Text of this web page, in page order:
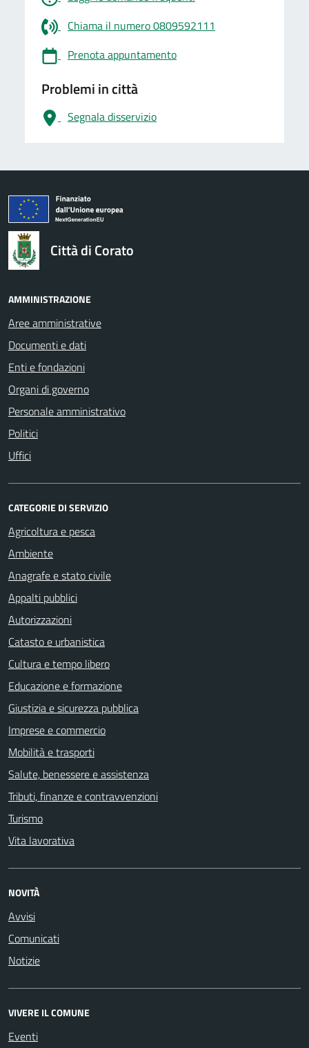
Chiama il numero 0809592111
Prenota appuntamento
Problemi in città
Segnala disservizio
logo Unione Europea
Città di Corato
AMMINISTRAZIONE
Aree amministrative
Documenti e dati
Enti e fondazioni
Organi di governo
Personale amministrativo
Politici
Uffici
CATEGORIE DI SERVIZIO
Agricoltura e pesca
Ambiente
Anagrafe e stato civile
Appalti pubblici
Autorizzazioni
Catasto e urbanistica
Cultura e tempo libero
Educazione e formazione
Giustizia e sicurezza pubblica
Imprese e commercio
Mobilità e trasporti
Salute, benessere e assistenza
Tributi, finanze e contravvenzioni
Turismo
Vita lavorativa
NOVITÀ
Avvisi
Comunicati
Notizie
VIVERE IL COMUNE
Eventi